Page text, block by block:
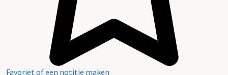
Favoriet of een notitie maken